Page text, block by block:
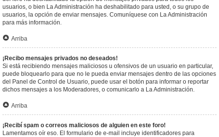
usuarios, o bien La Administración ha deshabilitado para usted, o su grupo de
usuarios, la opción de enviar mensajes. Comuníquese con La Administración
para más información.
Arriba
¡Recibo mensajes privados no deseados!
Si está recibiendo mensajes maliciosos u ofensivos de un usuario en particular,
puede bloquearlo para que no le pueda enviar mensajes dentro de las opciones
del Panel de Control de Usuario, puede usar el botón para informar o reportar
dichos mensajes a los Moderadores, o comunicarlo a La Administración.
Arriba
¡Recibí spam o correos maliciosos de alguien en este foro!
Lamentamos oír eso. El formulario de e-mail incluye identificadores para